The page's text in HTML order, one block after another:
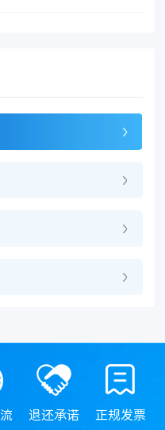
退还承诺 正规发票